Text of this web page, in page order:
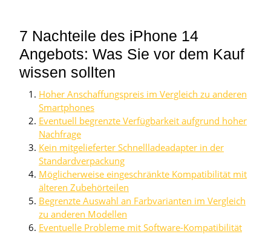
7 Nachteile des iPhone 14
Angebots: Was Sie vor dem Kauf
wissen sollten
Hoher Anschaffungspreis im Vergleich zu anderen
Smartphones
Eventuell begrenzte Verfügbarkeit aufgrund hoher
Nachfrage
Kein mitgelieferter Schnellladeadapter in der
Standardverpackung
Möglicherweise eingeschränkte Kompatibilität mit
älteren Zubehörteilen
Begrenzte Auswahl an Farbvarianten im Vergleich
zu anderen Modellen
Eventuelle Probleme mit Software-Kompatibilität